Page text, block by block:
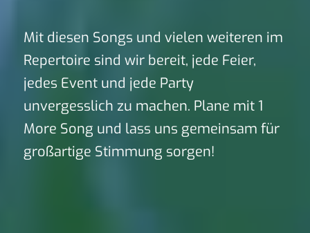
Mit diesen Songs und vielen weiteren im
Repertoire sind wir bereit, jede Feier,
jedes Event und jede Party
unvergesslich zu machen. Plane mit 1
More Song und lass uns gemeinsam für
großartige Stimmung sorgen!